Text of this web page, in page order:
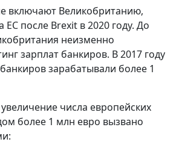
включают Великобританию,
ЕС после Brexit в 2020 году. До
неизменно
зарплат банкиров. В 2017 году
зарабатывали более 1
числа европейских
более 1 млн евро вызвано